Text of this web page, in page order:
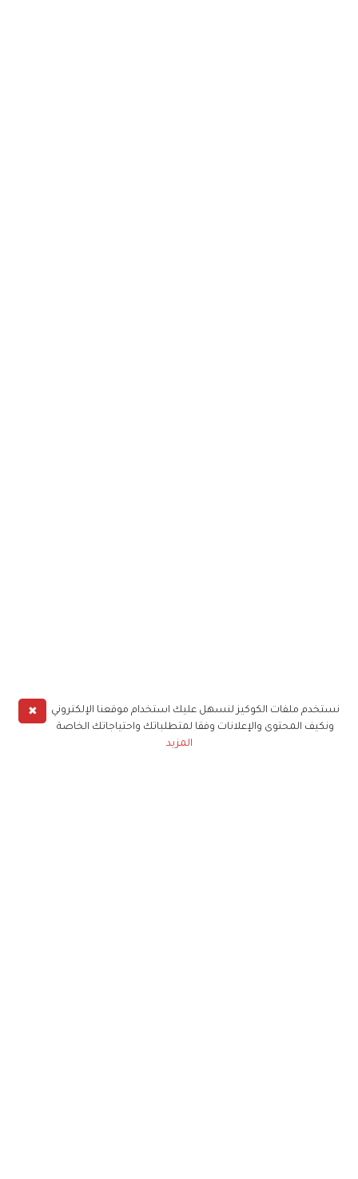
✖
نستخدم ملفات الكوكيز لنسهل عليك استخدام موقعنا الإلكتروني
ونكيف المحتوى والإعلانات وفقا لمتطلباتك واحتياجاتك الخاصة
المزيد